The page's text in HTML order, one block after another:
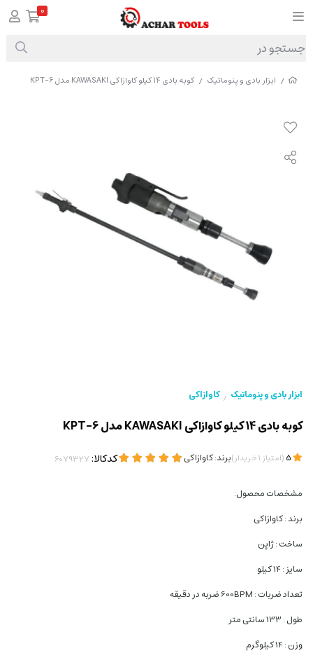
/ ابزار بادی و پنوماتیک / کوبه بادی 14 کیلو کاوازاکی KAWASAKI مدل KPT-6
ابزار بادی و پنوماتیک / کاوازاکی
کوبه بادی 14 کیلو کاوازاکی KAWASAKI مدل KPT-6
(امتیاز 1خریدار)برند:کاوازاکی کدکالا:
مشخصات محصول:
برند : کاوازاکی
ساخت : ژاپن
سایز : 14 کیلو
تعداد ضربات : 600BPM ضربه در دقیقه
طول : 133 سانتی متر
وزن : 14 کیلوگرم
0